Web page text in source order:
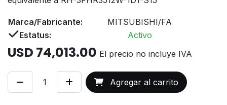
Marca/Fabricante:
MITSUBISHI/FA
Estatus:
Activo
USD 74,013.00 El precio no incluye IVA
Agregar al carrito